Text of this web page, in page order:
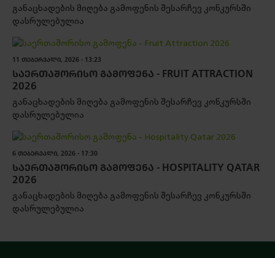
განაცხადების მიღება გამოფენის შესარჩევ კონკურსში
დასრულებულია
11 ᲗᲔᲑᲔᲠᲕᲐᲚᲘ, 2026 - 13:23
ᲡᲐᲔᲠᲗᲐᲨᲝᲠᲘᲡᲝ ᲒᲐᲛᲝᲤᲔᲜᲐ - FRUIT ATTRACTION
2026
განაცხადების მიღება გამოფენის შესარჩევ კონკურსში
დასრულებულია
6 ᲗᲔᲑᲔᲠᲕᲐᲚᲘ, 2026 - 17:30
ᲡᲐᲔᲠᲗᲐᲨᲝᲠᲘᲡᲝ ᲒᲐᲛᲝᲤᲔᲜᲐ - HOSPITALITY QATAR
2026
განაცხადების მიღება გამოფენის შესარჩევ კონკურსში
დასრულებულია